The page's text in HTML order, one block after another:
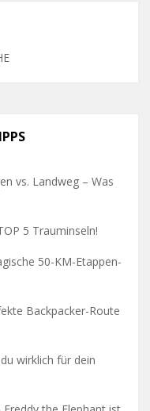
vs. Landweg – Was
5 Trauminseln!
50-KM-Etappen-
Backpacker-Route
wirklich für dein